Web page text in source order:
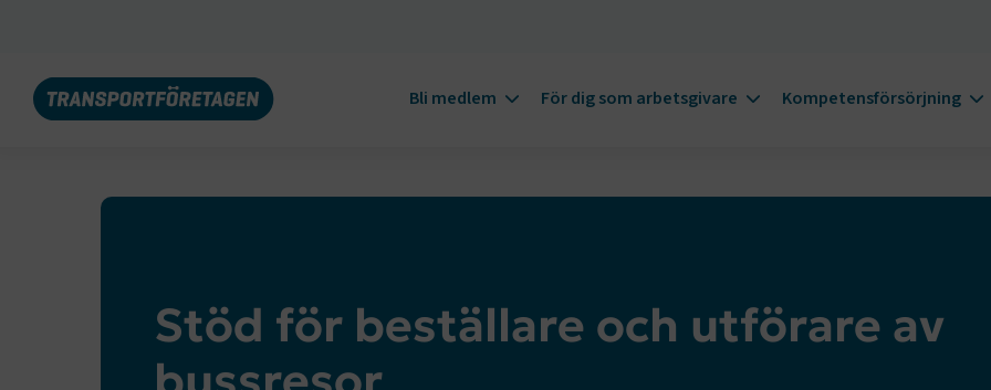
Bli medlem För dig som arbetsgivare Kompetensförsörjning
Stöd för beställare och utförare av